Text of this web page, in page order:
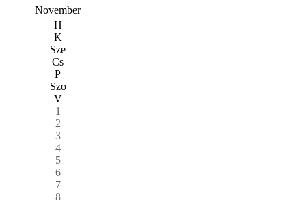
November
H
K
Sze
Cs
P
Szo
V
1
2
3
4
5
6
7
8